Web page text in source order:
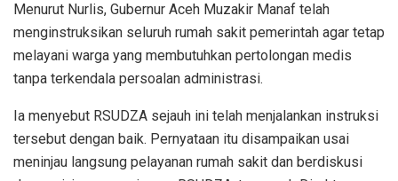
Menurut Nurlis, Gubernur Aceh Muzakir Manaf telah
menginstruksikan seluruh rumah sakit pemerintah agar tetap
melayani warga yang membutuhkan pertolongan medis
tanpa terkendala persoalan administrasi.
Ia menyebut RSUDZA sejauh ini telah menjalankan instruksi
tersebut dengan baik. Pernyataan itu disampaikan usai
meninjau langsung pelayanan rumah sakit dan berdiskusi